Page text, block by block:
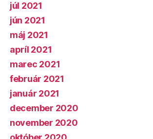
júl 2021
jún 2021
máj 2021
apríl 2021
marec 2021
február 2021
január 2021
december 2020
november 2020